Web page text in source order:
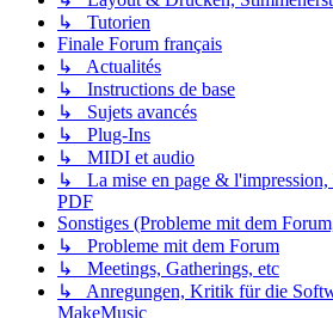
↳ Tutorien
Finale Forum français
↳ Actualités
↳ Instructions de base
↳ Sujets avancés
↳ Plug-Ins
↳ MIDI et audio
↳ La mise en page & l'impression,
PDF
Sonstiges (Probleme mit dem
↳ Probleme mit dem Forum
↳ Meetings, Gatherings, etc
↳ Anregungen, Kritik für die
MakeMusic